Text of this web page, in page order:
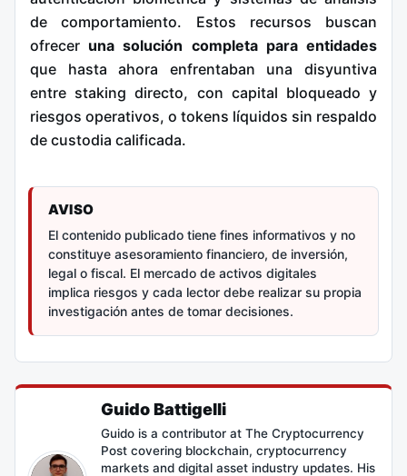
de comportamiento. Estos recursos buscan
ofrecer una solución completa para entidades
que hasta ahora enfrentaban una disyuntiva
entre staking directo, con capital bloqueado y
riesgos operativos, o tokens líquidos sin respaldo
de custodia calificada.
AVISO
El contenido publicado tiene fines informativos y no
constituye asesoramiento financiero, de inversión,
legal o fiscal. El mercado de activos digitales
implica riesgos y cada lector debe realizar su propia
investigación antes de tomar decisiones.
Guido Battigelli
Guido is a contributor at The Cryptocurrency
Post covering blockchain, cryptocurrency
markets and digital asset industry updates. His